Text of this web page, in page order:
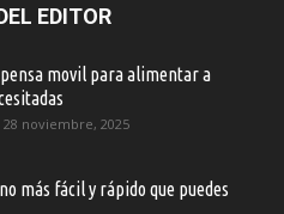
EDITOR
movil para alimentar a
28 noviembre, 2025
más fácil y rápido que puedes